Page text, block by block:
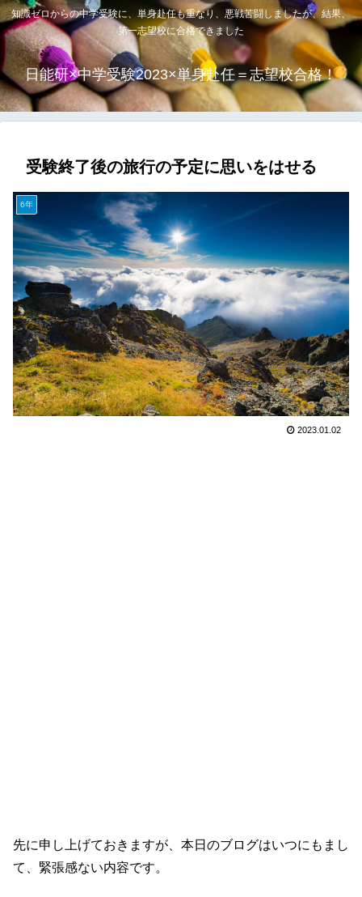
知識ゼロからの中学受験に、単身赴任も重なり、悪戦苦闘しましたが、結果、
第一志望校に合格できました
日能研×中学受験2023×単身赴任＝志望校合格！
受験終了後の旅行の予定に思いをはせる
6年
2023.01.02
先に申し上げておきますが、本日のブログはいつにもまし
て、緊張感ない内容です。